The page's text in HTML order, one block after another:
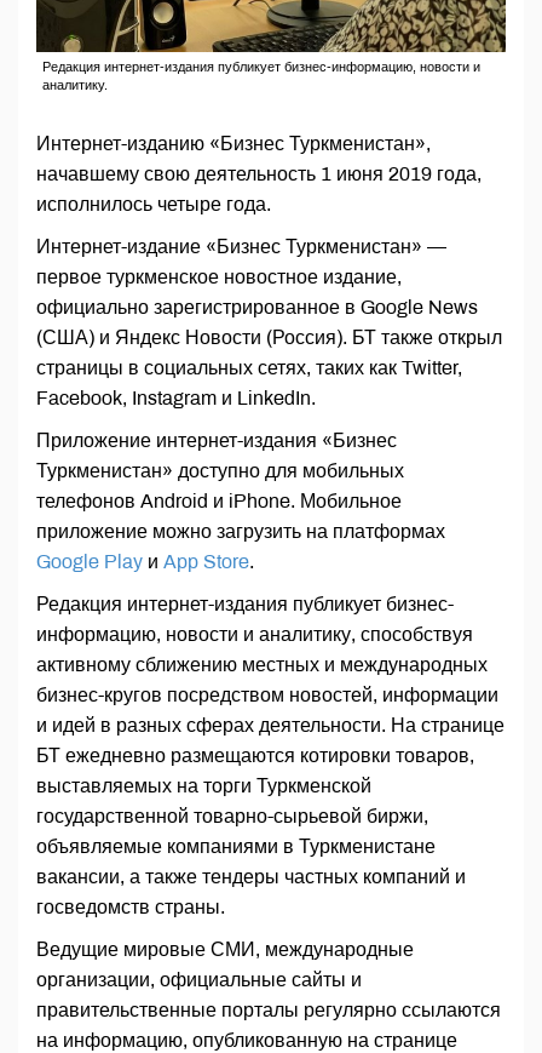
Редакция интернет-издания публикует бизнес-информацию, новости и
аналитику.
Интернет-изданию «Бизнес Туркменистан»,
начавшему свою деятельность 1 июня 2019 года,
исполнилось четыре года.
Интернет-издание «Бизнес Туркменистан» —
первое туркменское новостное издание,
официально зарегистрированное в Google News
(США) и Яндекс Новости (Россия). БТ также открыл
страницы в социальных сетях, таких как Twitter,
Facebook, Instagram и LinkedIn.
Приложение интернет-издания «Бизнес
Туркменистан» доступно для мобильных
телефонов Android и iPhone. Мобильное
приложение можно загрузить на платформах
Google Play и App Store.
Редакция интернет-издания публикует бизнес-
информацию, новости и аналитику, способствуя
активному сближению местных и международных
бизнес-кругов посредством новостей, информации
и идей в разных сферах деятельности. На странице
БТ ежедневно размещаются котировки товаров,
выставляемых на торги Туркменской
государственной товарно-сырьевой биржи,
объявляемые компаниями в Туркменистане
вакансии, а также тендеры частных компаний и
госведомств страны.
Ведущие мировые СМИ, международные
организации, официальные сайты и
правительственные порталы регулярно ссылаются
на информацию, опубликованную на странице